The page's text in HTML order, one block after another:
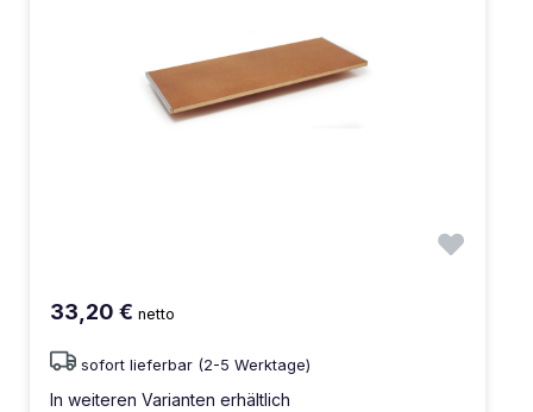
33,20 € netto
sofort lieferbar (2-5 Werktage)
In weiteren Varianten erhältlich